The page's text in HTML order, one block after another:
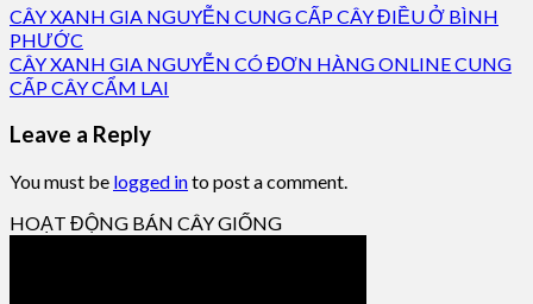
CÂY XANH GIA NGUYỄN CUNG CẤP CÂY ĐIỀU Ở BÌNH
PHƯỚC
CÂY XANH GIA NGUYỄN CÓ ĐƠN HÀNG ONLINE CUNG
CẤP CÂY CẨM LAI
Leave a Reply
You must be logged into post a comment.
HOẠT ĐỘNG BÁN CÂY GIỐNG